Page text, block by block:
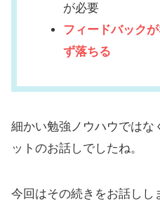
が必要
フィードバック
ず落ちる
細かい勉強ノウハウではな
ットのお話しでしたね。
今回はその続きをお話しし